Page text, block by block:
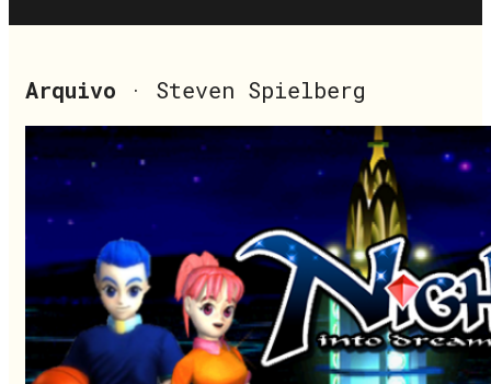
Arquivo · Steven Spielberg